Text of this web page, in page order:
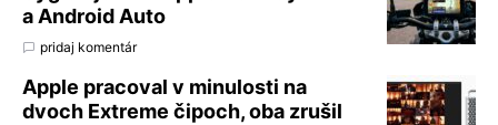
a Android Auto
pridaj komentár
Apple pracoval v minulosti na
dvoch Extreme čipoch, oba zrušil